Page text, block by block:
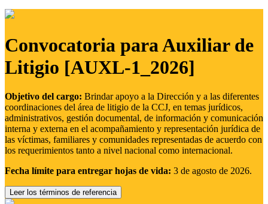
Convocatoria para Auxiliar de
Litigio [AUXL-1_2026]
Objetivo del cargo: Brindar apoyo a la Dirección y a las diferentes
coordinaciones del área de litigio de la CCJ, en temas jurídicos,
administrativos, gestión documental, de información y comunicación
interna y externa en el acompañamiento y representación jurídica de
las víctimas, familiares y comunidades representadas de acuerdo con
los requerimientos tanto a nivel nacional como internacional.
Fecha límite para entregar hojas de vida: 3 de agosto de 2026.
Leer los términos de referencia